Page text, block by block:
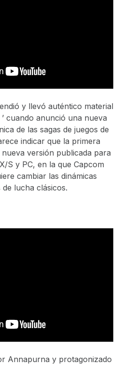
y llevó auténtico material
cuando anunció una nueva
de las sagas de juegos de
indicar que la primera
versión publicada para
S y PC, en la que Capcom
cambiar las dinámicas
lucha clásicos.
Annapurna y protagonizado